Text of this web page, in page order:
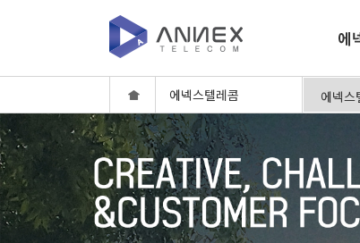
에넥스텔레콤